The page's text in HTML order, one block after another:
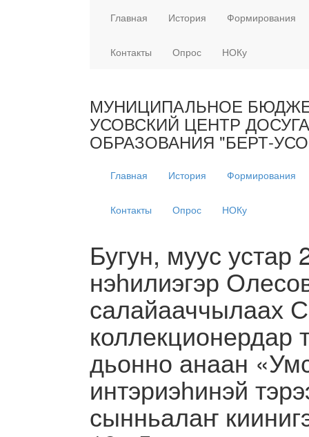
Главная История Формирования
Контакты Опрос НОКу
МУНИЦИПАЛЬНОЕ
УСОВСКИЙ ЦЕНТР
ОБРАЗОВАНИЯ "БЕРТ-
Главная История Формирования
Контакты Опрос НОКу
Бугун, муус устар
нэһилиэгэр
салайааччылаах
коллекционердар
дьонно анаан
интэриэһинэй
сынньалаҥ